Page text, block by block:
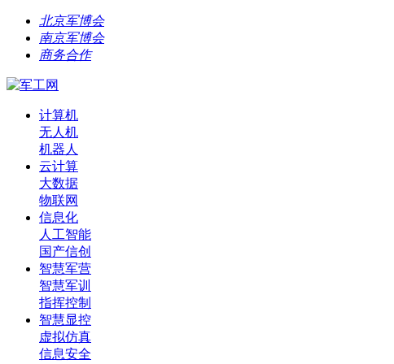
北京军博会
南京军博会
商务合作
计算机
无人机
机器人
云计算
大数据
物联网
信息化
人工智能
国产信创
智慧军营
智慧军训
指挥控制
智慧显控
虚拟仿真
信息安全